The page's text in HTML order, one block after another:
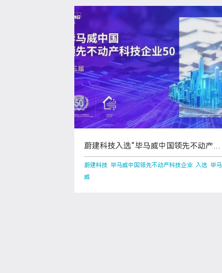
蔚建科技入选“毕马威中国领先不动产科
技企业50”
蔚建科技 毕马威中国领先不动产科技企业 入选 毕马
威